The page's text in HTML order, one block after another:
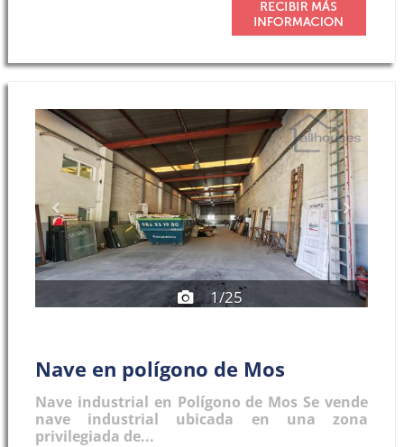
1/25
Previous Next
Nave en polígono de Mos
Nave industrial en Polígono de Mos Se vende
nave industrial ubicada en una zona
privilegiada de...